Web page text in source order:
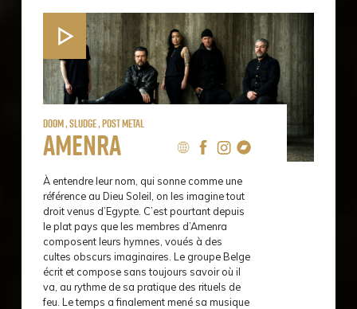
Doom , Sludge , Post Metal
Amenra
À entendre leur nom, qui sonne comme une
référence au Dieu Soleil, on les imagine tout
droit venus d’Egypte. C’est pourtant depuis
le plat pays que les membres d’Amenra
composent leurs hymnes, voués à des
cultes obscurs imaginaires. Le groupe Belge
écrit et compose sans toujours savoir où il
va, au rythme de sa pratique des rituels de
feu. Le temps a finalement mené sa musique